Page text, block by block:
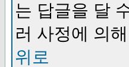
는 답글을 달
러 사정에 의
위로